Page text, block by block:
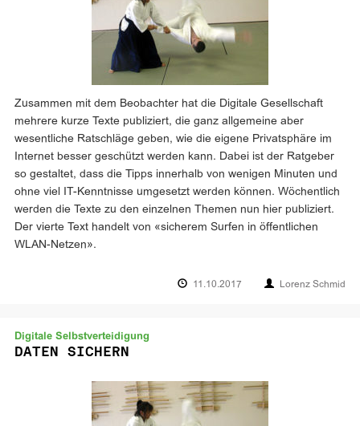
Zusammen mit dem Beobachter hat die Digitale Gesellschaft
mehrere kurze Texte publiziert, die ganz allgemeine aber
wesentliche Ratschläge geben, wie die eigene Privatsphäre im
Internet besser geschützt werden kann. Dabei ist der Ratgeber
so gestaltet, dass die Tipps innerhalb von wenigen Minuten und
ohne viel IT-Kenntnisse umgesetzt werden können. Wöchentlich
werden die Texte zu den einzelnen Themen nun hier publiziert.
Der vierte Text handelt von «sicherem Surfen in öffentlichen
WLAN-Netzen».
11.10.2017 Lorenz Schmid
Digitale Selbstverteidigung
DATEN SICHERN